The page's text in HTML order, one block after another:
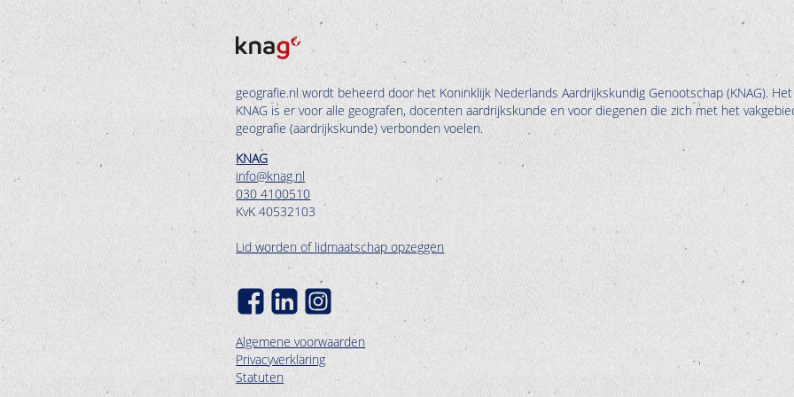
geografie.nl wordt beheerd door het Koninklijk Nederlands Aardrijkskundig Genootschap (KNAG). Het
KNAG is er voor alle geografen, docenten aardrijkskunde en voor diegenen die zich met het
geografie (aardrijkskunde) verbonden voelen.
KNAG
info@knag.nl
030 4100510
KvK 40532103
Lid worden of lidmaatschap opzeggen
Algemene voorwaarden
Privacyverklaring
Statuten